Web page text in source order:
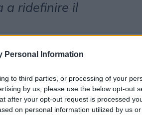
Personal Information
to third parties, or processing of your
by us, please use the below opt-out
after your opt-out request is processed
on personal information utilized by us
a ridefinire il
autore di
a ridefinire il
di assoluta